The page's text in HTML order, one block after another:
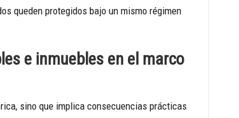
queden protegidos bajo un mismo régimen
e inmuebles en el marco
sino que implica consecuencias prácticas